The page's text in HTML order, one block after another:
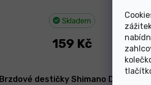
Skladem
159 Kč
Brzdové destičky Shimano D03S-RX